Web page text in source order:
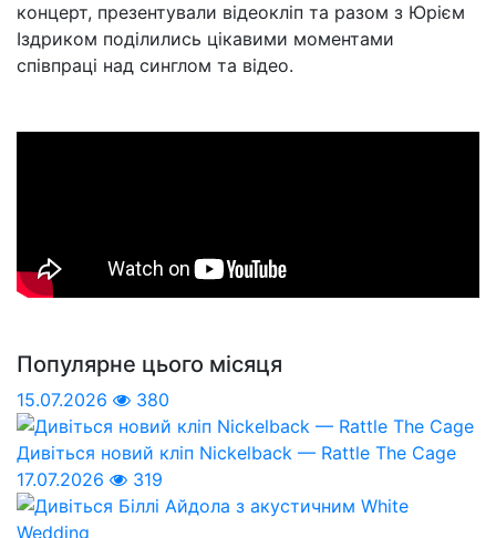
концерт, презентували відеокліп та разом з Юрієм
Іздриком поділились цікавими моментами
співпраці над синглом та відео.
Популярне цього місяця
15.07.2026 380
Дивіться новий кліп Nickelback — Rattle The Cage
17.07.2026
319